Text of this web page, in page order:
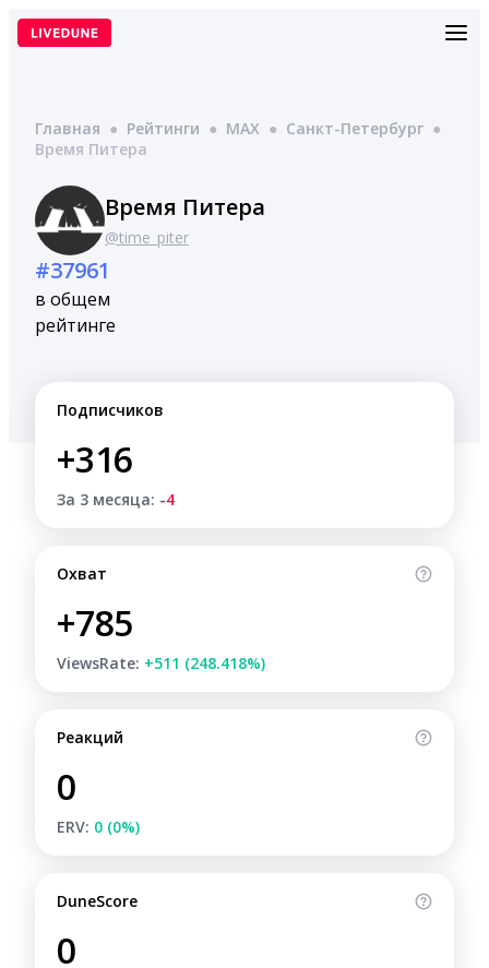
Перейти
Главная ● Рейтинги ● MAX ● Санкт-Петербург ●
Время Питера
Время Питера
@time_piter
#37961
в общем
рейтинге
Подписчиков
+316
За 3 месяца: -4
Охват
+785
ViewsRate: +511 (248.418%)
Реакций
0
ERV: 0 (0%)
DuneScore
0